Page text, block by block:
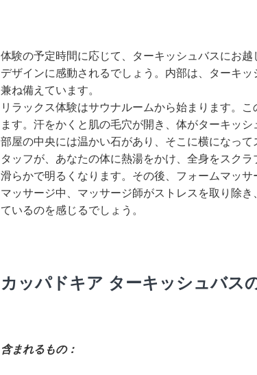
体験の予定時間に応じて、ターキッシュバスにお
デザインに感動されるでしょう。内部は、ターキ
兼ね備えています。
リラックス体験はサウナルームから始まります。
ます。汗をかくと肌の毛穴が開き、体がターキッシ
部屋の中央には温かい石があり、そこに横になっ
タッフが、あなたの体に熱湯をかけ、全身をスク
滑らかで明るくなります。その後、フォームマッ
マッサージ中、マッサージ師がストレスを取り除
ているのを感じるでしょう。
カッパドキア ターキッシュバス
含まれるもの：